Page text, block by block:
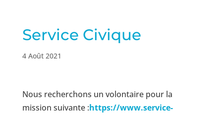
Service Civique
4 Août 2021
Nous recherchons un volontaire pour la
mission suivante :https://www.service-